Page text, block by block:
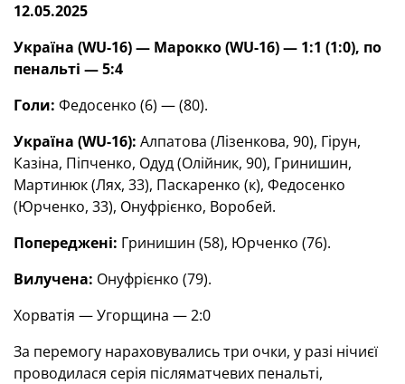
12.05.2025
Україна (WU-16) — Марокко (WU-16) — 1:1 (1:0), по
пенальті — 5:4
Голи: Федосенко (6) — (80).
Україна (WU-16): Алпатова (Лізенкова, 90), Гірун,
Казіна, Піпченко, Одуд (Олійник, 90), Гринишин,
Мартинюк (Лях, 33), Паскаренко (к), Федосенко
(Юрченко, 33), Онуфрієнко, Воробей.
Попереджені: Гринишин (58), Юрченко (76).
Вилучена: Онуфрієнко (79).
Хорватія — Угорщина — 2:0
За перемогу нараховувались три очки, у разі нічиєї
проводилася серія післяматчевих пенальті,